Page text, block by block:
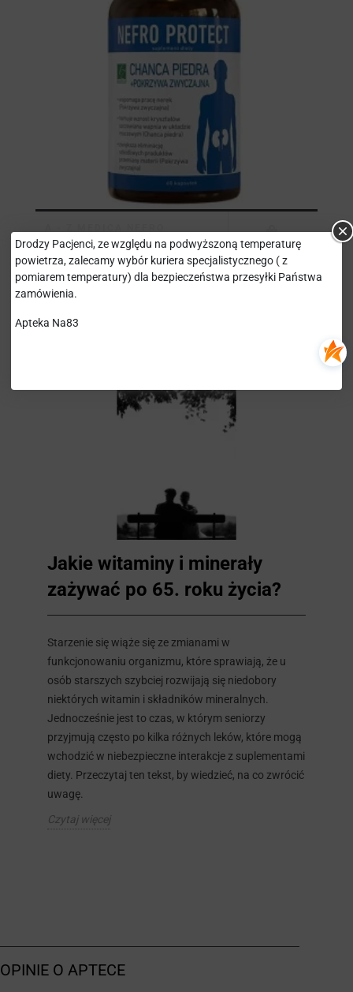
CHWILOWO NIEDOSTĘPNY
PROTECT X 60 KAPSUŁEK
A-Z MEDICA SP. Z O.O.
19,36 zł
Jakie witaminy i minerały
zażywać po 65. roku życia?
Starzenie się wiąże się ze zmianami w
funkcjonowaniu organizmu, które sprawiają, że u
osób starszych szybciej rozwijają się niedobory
niektórych witamin i składników mineralnych.
Jednocześnie jest to czas, w którym seniorzy
przyjmują często po kilka różnych leków, które mogą
wchodzić w niebezpieczne interakcje z suplementami
diety. Przeczytaj ten tekst, by wiedzieć, na co zwrócić
uwagę.
Czytaj więcej
Drodzy Pacjenci, ze względu na podwyższoną temperaturę
powietrza, zalecamy wybór kuriera specjalistycznego ( z
pomiarem temperatury) dla bezpieczeństwa przesyłki Państwa
zamówienia.
Apteka Na83